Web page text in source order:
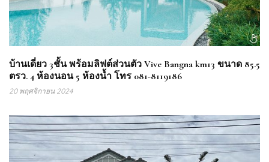
บ้านเดี่ยว 3ชั้น พร้อมลิฟต์ส่วนตัว Vive Bangna km13 ขนาด 85.5
ตรว. 4 ห้องนอน 5 ห้องน้ำ โทร 081-8119186
20 พฤศจิกายน 2024